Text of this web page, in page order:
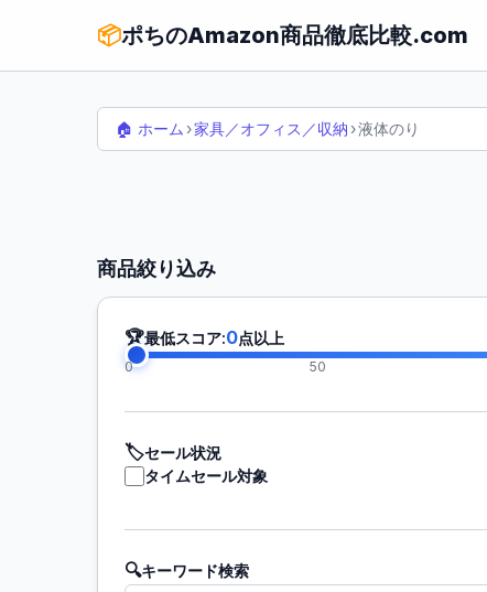
📦ポちのAmazon商品徹底比較.com
🏠 ホーム ›家具／オフィス／収納 ›液体のり
商品絞り込み
🏆最低スコア:0点以上
0 50
🏷️セール状況
タイムセール対象
🔍キーワード検索